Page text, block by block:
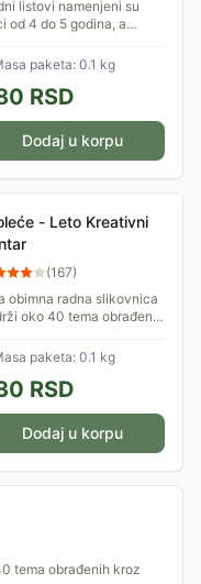
listovi namenjeni su
od 4 do 5 godina, a
i društvenu okolinu,
što je deci blisko i
na...
paketa: 0.1 kg
RSD
Dodaj u korpu
- Leto Kreativni
(167)
obimna radna slikovnica
oko 40 tema obrađenih
6-7 godina.
paketa: 0.1 kg
RSD
Dodaj u korpu
tema obrađenih kroz